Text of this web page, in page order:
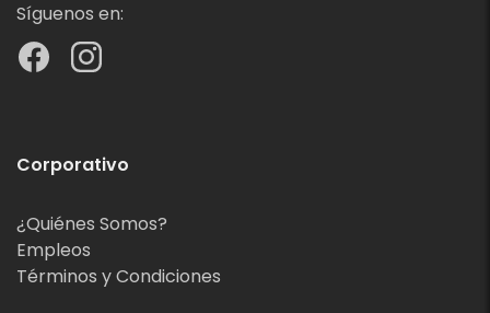
Síguenos en:
Corporativo
¿Quiénes Somos?
Empleos
Términos y Condiciones